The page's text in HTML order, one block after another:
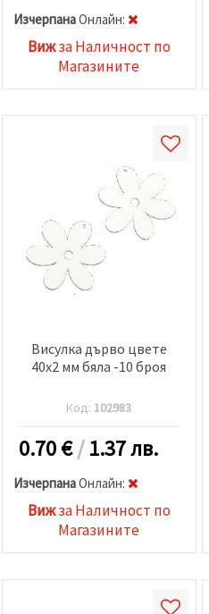
ИзчерпанаOнлайн:
Вижза Наличност по
Магазините
Висулка дърво цвете
40x2 мм бяла -10 броя
Код: 102983
0.70€/1.37 лв.
ИзчерпанаOнлайн:
Вижза Наличност по
Магазините